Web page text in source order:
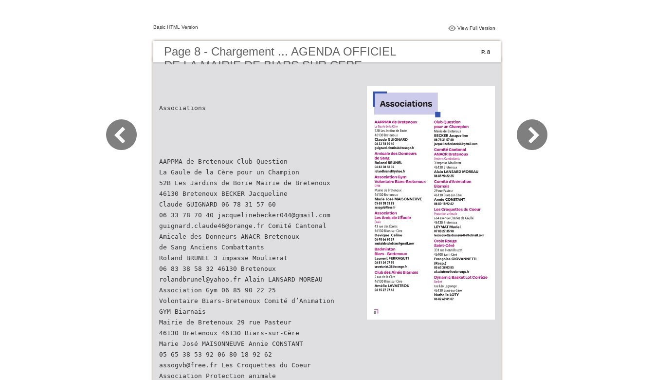
Basic HTML Version View Full Version
Page 8 - Chargement ... AGENDA OFFICIEL
DE LA MAIRIE DE BIARS SUR CERE -
P. 8
Associations
AAPPMA de Bretenoux Club Question
La Gaule de la Cère pour un Champion
52B Les Jardins de Borie Mairie de Bretenoux
46130 Bretenoux BECKER Jacqueline
Claude GUIGNARD 06 78 31 57 60
06 33 78 70 40 jacquelinebecker044@gmail.com
guignard.claude46@orange.fr Comité Cantonal
Amicale des Donneurs ANACR Bretenoux
de Sang Anciens Combattants
Roland BRUNEL 3 impasse Moulierat
06 83 38 58 32 46130 Bretenoux
rolandbrunel@yahoo.fr Alain LANSARD MOREAU
Association Gym 06 85 90 22 25
Volontaire Biars-Bretenoux Comité d’Animation
GYM Biarnais
Mairie de Bretenoux 29 rue Pasteur
46130 Bretenoux 46130 Biars-sur-Cère
Marie José MAISONNEUVE Annie CONSTANT
05 65 38 53 92 06 80 18 92 62
assogvb@free.fr Les Croquettes du Coeur
Association Protection animale